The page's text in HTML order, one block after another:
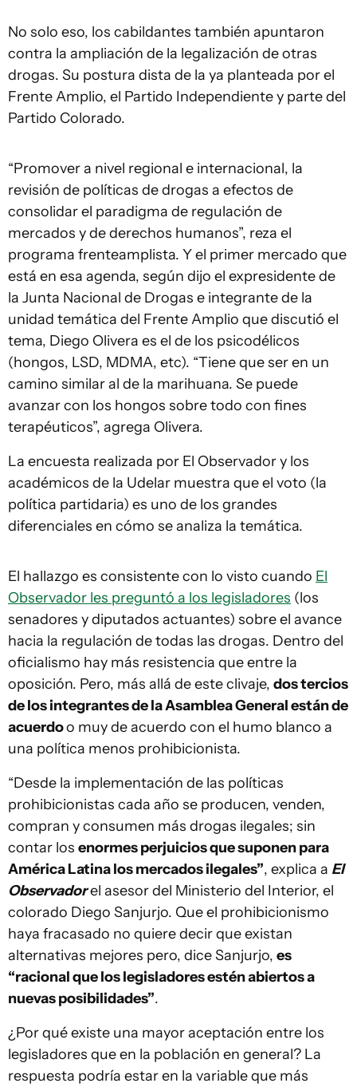
No solo eso, los cabildantes también apuntaron
contra la ampliación de la legalización de otras
drogas. Su postura dista de la ya planteada por el
Frente Amplio, el Partido Independiente y parte del
Partido Colorado.
“Promover a nivel regional e internacional, la
revisión de políticas de drogas a efectos de
consolidar el paradigma de regulación de
mercados y de derechos humanos”, reza el
programa frenteamplista. Y el primer mercado que
está en esa agenda, según dijo el expresidente de
la Junta Nacional de Drogas e integrante de la
unidad temática del Frente Amplio que discutió el
tema, Diego Olivera es el de los psicodélicos
(hongos, LSD, MDMA, etc). “Tiene que ser en un
camino similar al de la marihuana. Se puede
avanzar con los hongos sobre todo con fines
terapéuticos”, agrega Olivera.
La encuesta realizada por El Observador y los
académicos de la Udelar muestra que el voto (la
política partidaria) es uno de los grandes
diferenciales en cómo se analiza la temática.
El hallazgo es consistente con lo visto cuando El
Observador les preguntó a los legisladores (los
senadores y diputados actuantes) sobre el avance
hacia la regulación de todas las drogas. Dentro del
oficialismo hay más resistencia que entre la
oposición. Pero, más allá de este clivaje, dos tercios
de los integrantes de la Asamblea General están de
acuerdoo muy de acuerdo con el humo blanco a
una política menos prohibicionista.
“Desde la implementación de las políticas
prohibicionistas cada año se producen, venden,
compran y consumen más drogas ilegales; sin
contar los enormes perjuicios que suponen para
América Latina los mercados ilegales”, explica a El
Observadorel asesor del Ministerio del Interior, el
colorado Diego Sanjurjo. Que el prohibicionismo
haya fracasado no quiere decir que existan
alternativas mejores pero, dice Sanjurjo, es
“racional que los legisladores estén abiertos a
nuevas posibilidades”.
¿Por qué existe una mayor aceptación entre los
legisladores que en la población en general? La
respuesta podría estar en la variable que más